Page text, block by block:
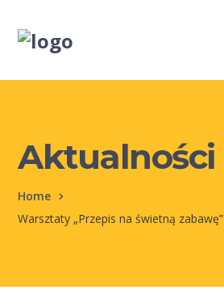
Aktualności
Home
Warsztaty „Przepis na świetną